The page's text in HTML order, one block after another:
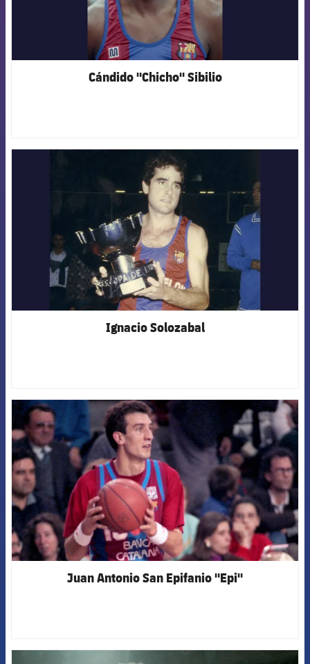
Cándido "Chicho" Sibilio
FCB Barcelona badge
Ignacio Solozabal
FCB Barcelona badge
Juan Antonio San Epifanio "Epi"
FCB Barcelona badge